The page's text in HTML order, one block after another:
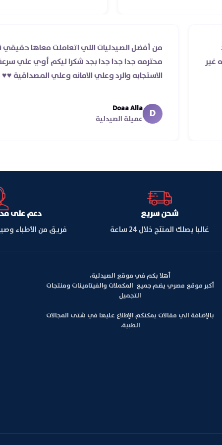
والرد
ده غير
من أفضل الصيدليات اللي اتعاملت
محترمه جدا جدا جدا بجد شكرا ليكم
الاستجابه والرد وعلي الامانه وعلي
D
عميلة الصيدلية
شحن سريع
غالبا يصلك المنتج خلال 24 ساعة
دعم على مدار
فريق من الأطباء
أهلا بكم في موقع الصيدلية،
أكبر موقع مصري يضم جميع المكملات والفيتامينات ومنتجات
التجميل
بالإضافة الي مقالات يمكنكم الإطلاع عليها في شتى المجالات
الطبية.